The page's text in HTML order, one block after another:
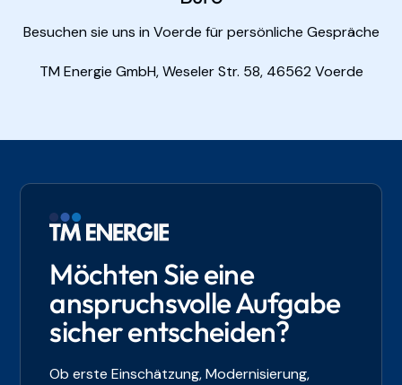
Besuchen sie uns in Voerde für persönliche Gespräche
TM Energie GmbH, Weseler Str. 58, 46562 Voerde
Möchten Sie eine
anspruchsvolle Aufgabe
sicher entscheiden?
Ob erste Einschätzung, Modernisierung,